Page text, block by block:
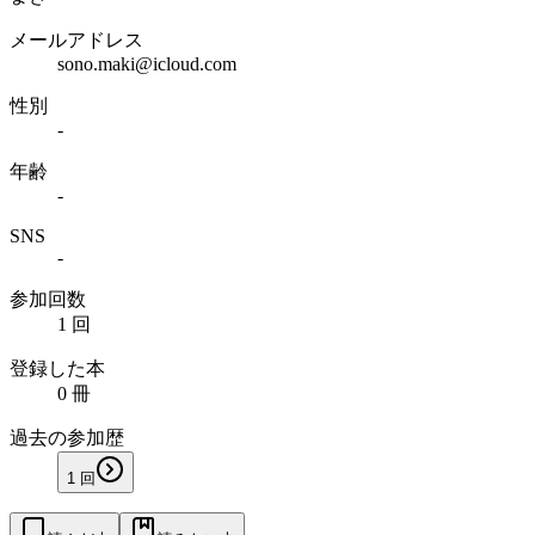
メールアドレス
sono.maki@icloud.com
性別
-
年齢
-
SNS
-
参加回数
1 回
登録した本
0 冊
過去の参加歴
1 回